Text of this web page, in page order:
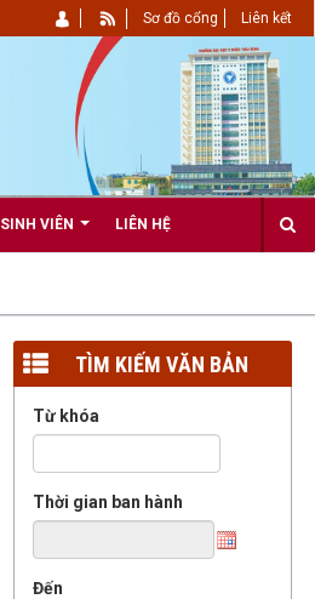
SINH VIÊN LIÊN HỆ
Sơ đồ cổng Liên kết
TÌM KIẾM VĂN BẢN
Từ khóa
Thời gian ban hành
Đến